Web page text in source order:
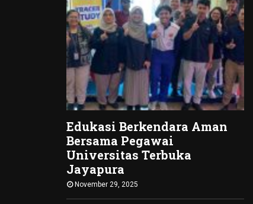
Edukasi Berkendara Aman
Bersama Pegawai
Universitas Terbuka
Jayapura
November 29, 2025